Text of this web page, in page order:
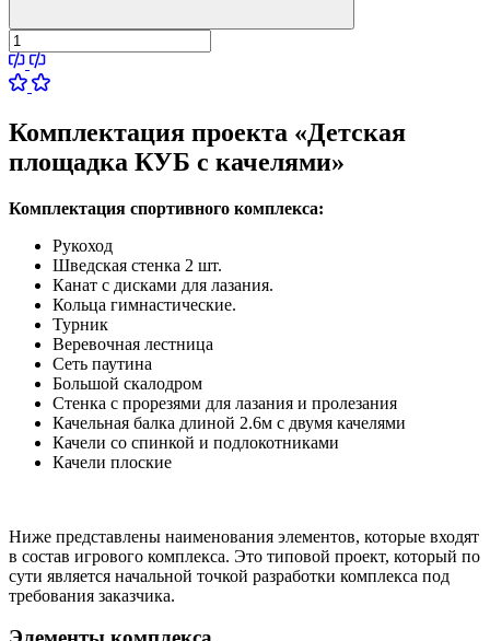
Комплектация проекта «Детская
площадка КУБ с качелями»
Комплектация спортивного комплекса:
Рукоход
Шведская стенка 2 шт.
Канат с дисками для лазания.
Кольца гимнастические.
Турник
Веревочная лестница
Сеть паутина
Большой скалодром
Стенка с прорезями для лазания и пролезания
Качельная балка длиной 2.6м с двумя качелями
Качели со спинкой и подлокотниками
Качели плоские
Ниже представлены наименования элементов, которые входят
в состав игрового комплекса. Это типовой проект, который по
сути является начальной точкой разработки комплекса под
требования заказчика.